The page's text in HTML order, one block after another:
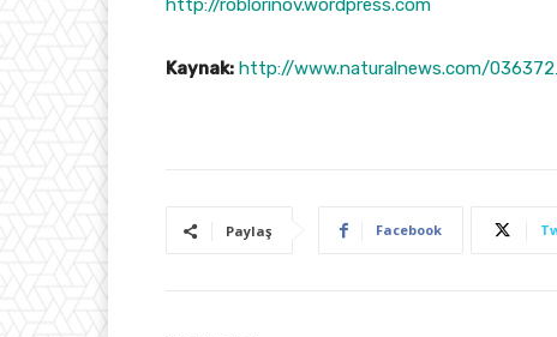
http://roblorinov.wordpress.com
Kaynak: http://www.naturalnews.com/
Paylaş Facebook